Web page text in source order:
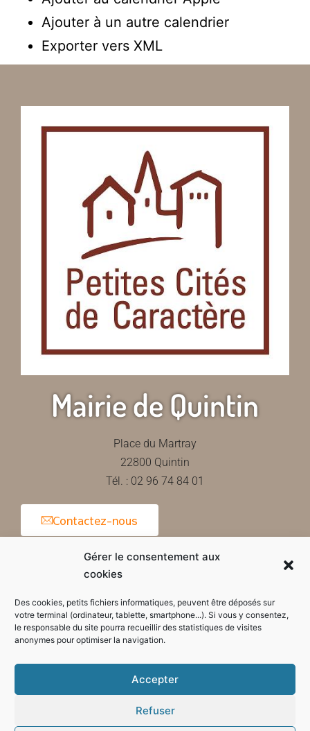
Gérer le consentement aux
cookies
Des cookies, petits fichiers informatiques, peuvent être déposés sur
votre terminal (ordinateur, tablette, smartphone...). Si vous y consentez,
le responsable du site pourra recueillir des statistiques de visites
anonymes pour optimiser la navigation.
Accepter
Refuser
Ajouter à un autre calendrier
Exporter vers XML
Mairie de Quintin
Place du Martray
22800 Quintin
Tél. : 02 96 74 84 01
Contactez-nous
Horaires d'ouverture de la mairie